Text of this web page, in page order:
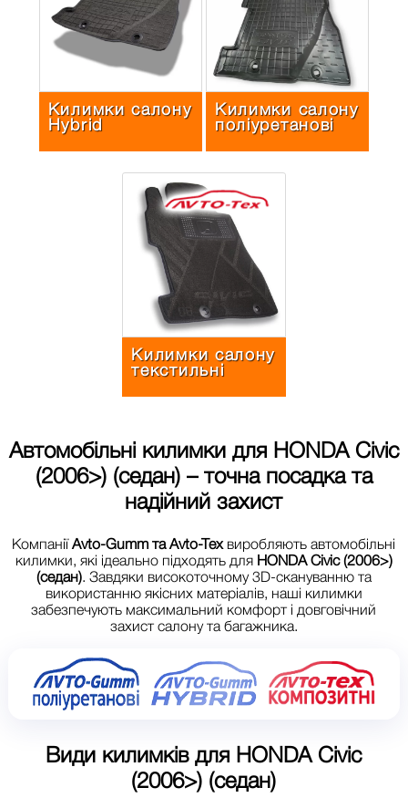
Килимки салону
Hybrid
Килимки салону
поліуретанові
Килимки салону
текстильні
Автомобільні килимки для HONDA Civic
(2006>) (седан)– точна посадка та
надійний захист
КомпаніїAvto-Gumm та Avto-Texвиробляють автомобільні
килимки, які ідеально підходять для HONDA Civic (2006>)
(седан). Завдяки високоточному 3D-скануванню та
використанню якісних матеріалів, наші килимки
забезпечують максимальний комфорт і довговічний
захист салону та багажника.
Види килимків для HONDA Civic
(2006>) (седан)